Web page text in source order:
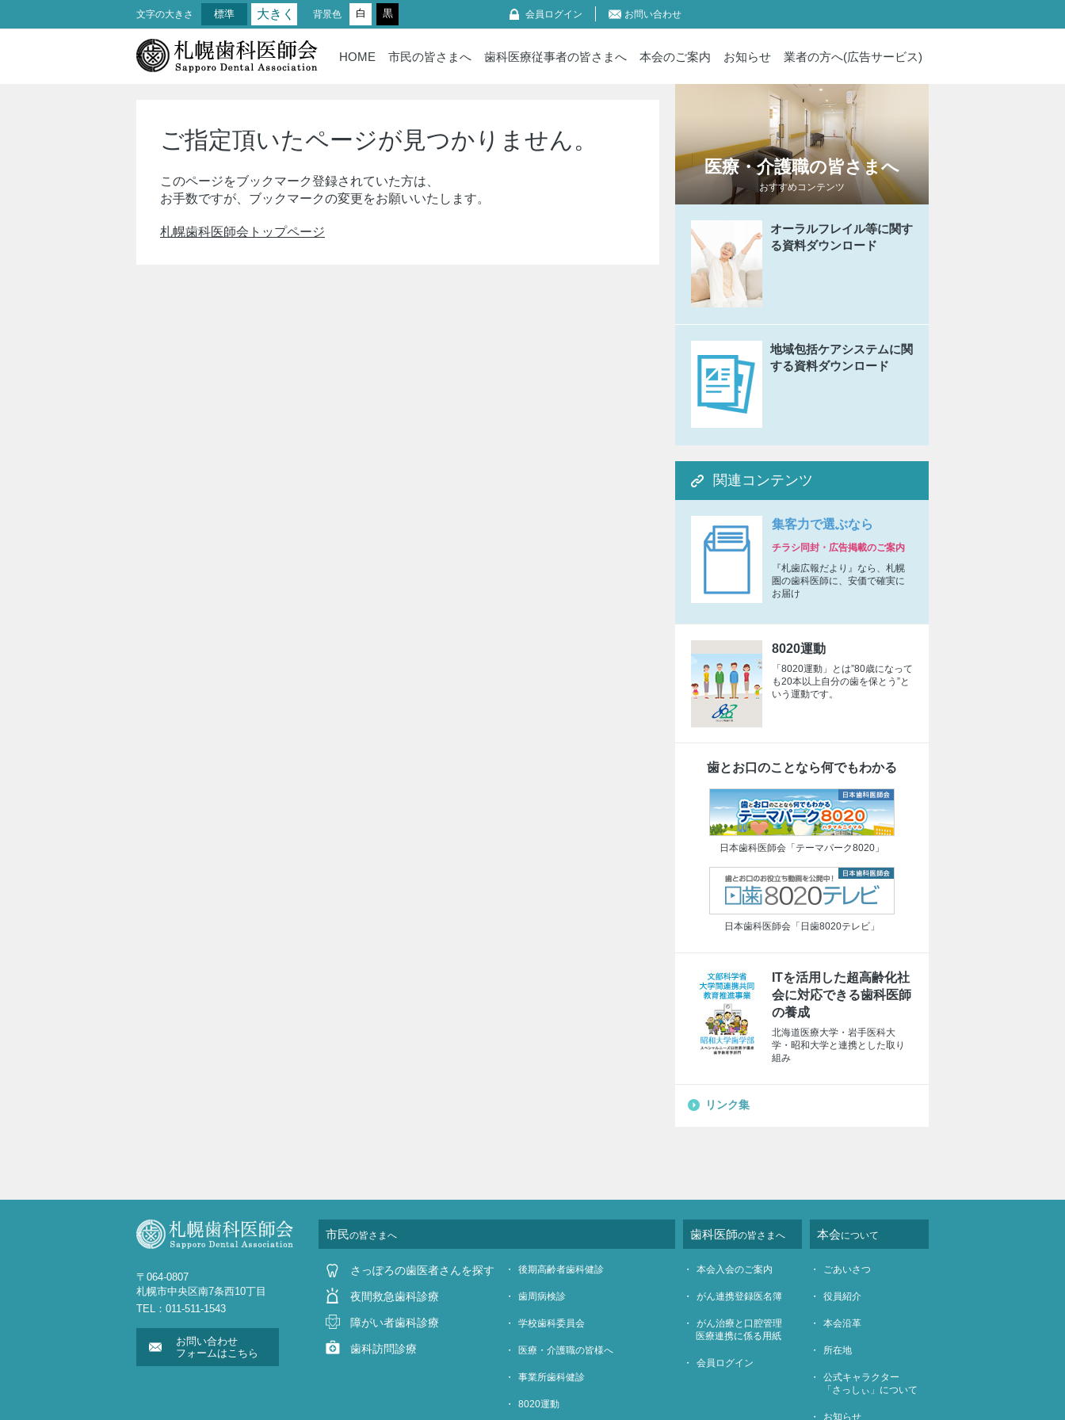
文字の大きさ 標準 大きく 背景色 白 黒 会員ログイン お問い合わせ
HOME 市民の皆さまへ 歯科医療従事者の皆さまへ 本会のご案内 お知らせ 業者の方へ(広告サービス)
ご指定頂いたページが見つかりません。
このページをブックマーク登録されていた方は、
お手数ですが、ブックマークの変更をお願いいたします。
札幌歯科医師会トップページ
医療・介護職の皆さまへ
おすすめコンテンツ
オーラルフレイル等に関す
る資料ダウンロード
地域包括ケアシステムに関
する資料ダウンロード
関連コンテンツ
集客力で選ぶなら
チラシ同封・広告掲載のご案内
『札歯広報だより』なら、札幌
圏の歯科医師に、安価で確実に
お届け
8020運動
「8020運動」とは”80歳になって
も20本以上自分の歯を保とう”と
いう運動です。
歯とお口のことなら何でもわかる
日本歯科医師会「テーマパーク8020」
日本歯科医師会「日歯8020テレビ」
ITを活用した超高齢化社
会に対応できる歯科医師
の養成
北海道医療大学・岩手医科大
学・昭和大学と連携とした取り
組み
リンク集
〒064-0807
札幌市中央区南7条西10丁目
TEL：011-511-1543
お問い合わせ
フォームはこちら
市民の皆さまへ
さっぽろの歯医者さんを探す
夜間救急歯科診療
障がい者歯科診療
歯科訪問診療
後期高齢者歯科健診
歯周病検診
学校歯科委員会
医療・介護職の皆様へ
事業所歯科健診
8020運動
歯科医師の皆さまへ
本会入会のご案内
がん連携登録医名簿
がん治療と口腔管理
医療連携に係る用紙
会員ログイン
本会について
ごあいさつ
役員紹介
本会沿革
所在地
公式キャラクター
「さっしぃ」について
お知らせ